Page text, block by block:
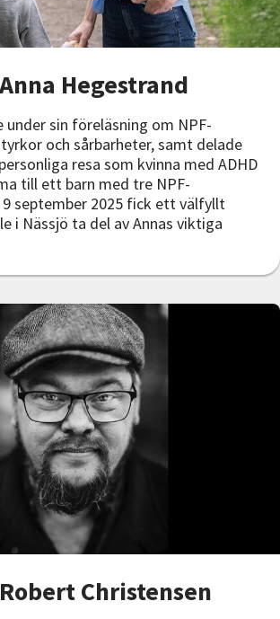
Hegestrand
under sin föreläsning om NPF-
och sårbarheter, samt delade
resa som kvinna med ADHD
till ett barn med tre NPF-
9 september 2025 fick ett välfyllt
i Nässjö ta del av Annas viktiga
Christensen